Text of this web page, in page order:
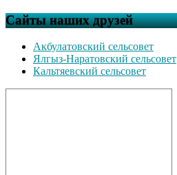
Сайты наших друзей
Акбулатовский сельсовет
Ялгыз-Наратовский сельсовет
Кальтяевский сельсовет